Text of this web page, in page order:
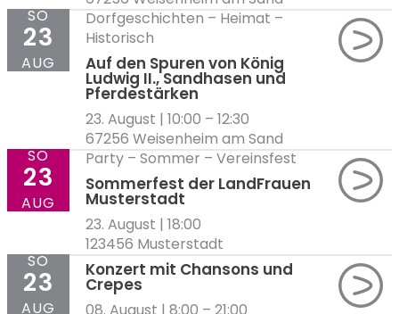
Auf den Spuren von König
Ludwig II., Sandhasen und
Pferdestärken
Dorfgeschichten – Heimat –
Historisch
23. August | 10:00 – 12:30
67256 Weisenheim am Sand
SO
23
AUG
Sommerfest der LandFrauen
Musterstadt
Party– Sommer – Vereinsfest
23. August | 18:00
123456 Musterstadt
SO
23
AUG
Konzert mit Chansons und
Crepes
SO
23
AUG